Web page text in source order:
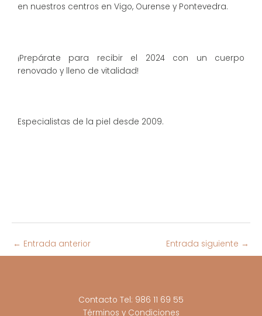
en nuestros centros en Vigo, Ourense y Pontevedra.
¡Prepárate para recibir el 2024 con un cuerpo
renovado y lleno de vitalidad!
Especialistas de la piel desde 2009.
← Entrada anterior Entrada siguiente →
Contacto Tel: 986 11 69 55
Términos y Condiciones